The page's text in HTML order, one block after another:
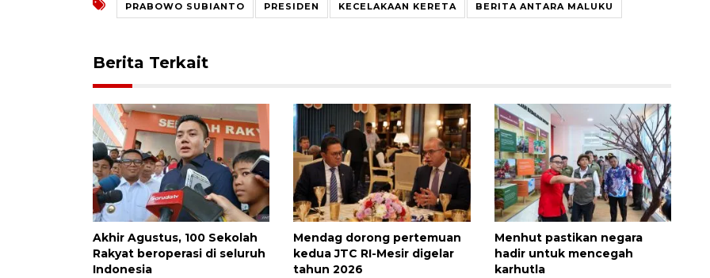
PRABOWO SUBIANTO PRESIDEN KECELAKAAN KERETA BERITA ANTARA MALUKU
Berita Terkait
Akhir Agustus, 100 Sekolah
Rakyat beroperasi di seluruh
Indonesia
Mendag dorong pertemuan
kedua JTC RI-Mesir digelar
tahun 2026
Menhut pastikan negara
hadir untuk mencegah
karhutla
160 ribu sambungan baru
jaringan gas 2026
2026-08-07 18:00:00